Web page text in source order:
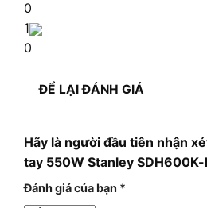
0
1
0
ĐỂ LẠI ĐÁNH GIÁ
Hãy là người đầu tiên nhận
tay 550W Stanley SDH600K-
Đánh giá của bạn *